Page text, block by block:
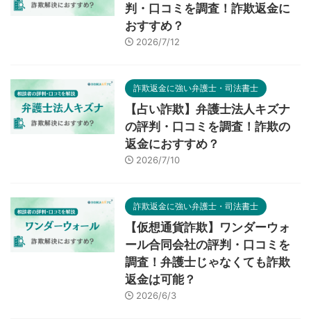
判・口コミを調査！詐欺返金に
おすすめ？
2026/7/12
詐欺返金に強い弁護士・司法書士
【占い詐欺】弁護士法人キズナ
の評判・口コミを調査！詐欺の
返金におすすめ？
2026/7/10
詐欺返金に強い弁護士・司法書士
【仮想通貨詐欺】ワンダーウォ
ール合同会社の評判・口コミを
調査！弁護士じゃなくても詐欺
返金は可能？
2026/6/3